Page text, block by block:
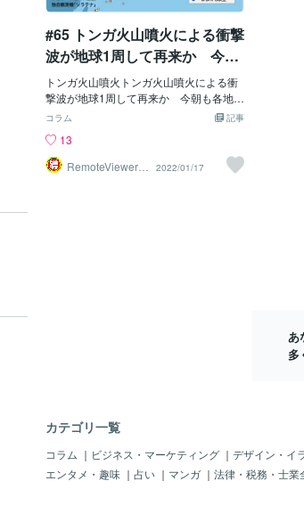
#65 トンガ火山噴火による衝撃
波が地球1周して再来か 今朝
も各地で気圧変化
トンガ火山噴火トンガ火山噴火による衝
撃波が地球1周して再来か 今朝も各地で
気圧変化 1/17(月) 17:37配信 今日17日
本全国で一時的な気圧変化が見られまし
た。同様の変化は一昨日15日(土)の20時
台から21時台にも観測されています。 こ
気圧や高気圧のような大きな変化ではな
いものの、30分程度の短時間に変化が起
こっていたことが特徴的でした。 ◆「空
振」が地球を1周して再び到達か この今
朝の気圧変化は、トンガの火山で15日
記事
コラム
13
RemoteViewer導
2022/01/17
あ
多
カテゴリ一覧
コラム ｜ ビジネス・マーケティング ｜ デザイン・イ
エンタメ・趣味 ｜ 占い ｜ マンガ ｜ 法律・税務・士業